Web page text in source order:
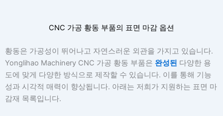
CNC 가공 황동 부품의 표면 마감 옵션
황동은 가공성이 뛰어나고 자연스러운 외관을 가지고 있습니다.
Yonglihao Machinery CNC 가공 황동 부품은 완성된 다양한 용
도에 맞게 다양한 방식으로 제작할 수 있습니다. 이를 통해 기능
성과 시각적 매력이 향상됩니다. 아래는 저희가 지원하는 표면 마
감재 목록입니다.